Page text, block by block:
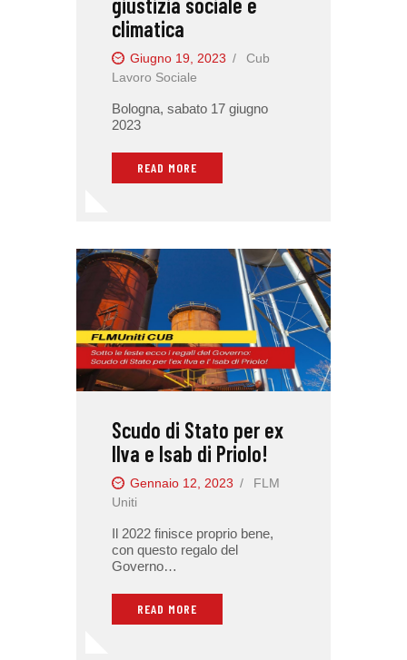
climatica
Giugno 19, 2023
Cub
Lavoro Sociale
Bologna, sabato 17 giugno
2023
READ MORE
Scudo di Stato per ex
Ilva e Isab di Priolo!
Gennaio 12, 2023
FLM
Uniti
Il 2022 finisce proprio bene,
con questo regalo del
Governo…
READ MORE